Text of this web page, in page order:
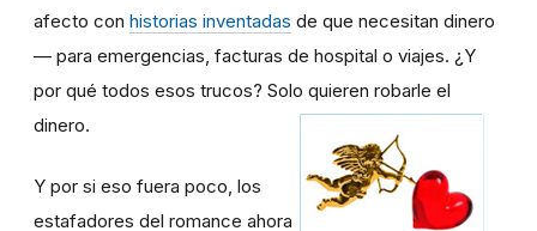
afecto con historias inventadas de que necesitan dinero
— para emergencias, facturas de hospital o viajes. ¿Y
por qué todos esos trucos? Solo quieren robarle el
dinero.
Y por si eso fuera poco, los
estafadores del romance ahora